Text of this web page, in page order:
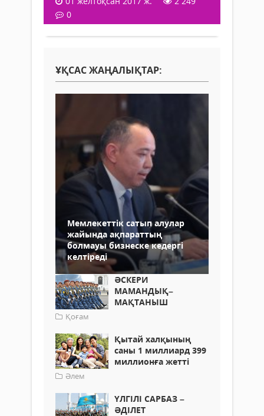
0
ҰҚСАС ЖАҢАЛЫҚТАР:
Мемлекеттік сатып алулар
жайында ақпараттың
болмауы бизнеске кедергі
келтіреді
ӘСКЕРИ
МАМАНДЫҚ–
МАҚТАНЫШ
Қоғам
Қытай халқының
саны 1 миллиард 399
миллионға жетті
Әлем
ҮЛГІЛІ САРБАЗ –
ӘДІЛЕТ